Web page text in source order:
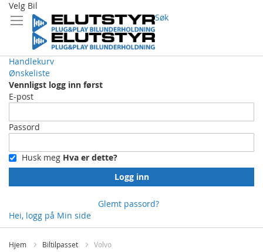
Velg Bil
Søk
Handlekurv
Ønskeliste
Vennligst logg inn først
E-post
Passord
Husk meg Hva er dette?
Logg inn
Glemt passord?
Hei, logg på Min side
Skip
Hjem Biltilpasset Volvo